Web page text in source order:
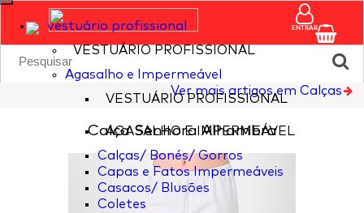
vestuário profissional
VESTUÁRIO PROFISSIONAL
Agasalho e Impermeável
VESTUÁRIO PROFISSIONAL
AGASALHO E IMPERMEÁVEL
Calças/ Bonés/ Gorros
Capas e Fatos Impermeáveis
Casacos/ Blusões
Coletes
ENTRAR
Ver mais artigos em Calças
Calça Senhora Alhambra